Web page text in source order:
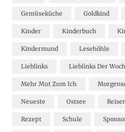
Gemüseküche Goldkind
Kinder Kinderbuch
Kindermund Lesehöhle
Lieblinks Lieblinks Der
Mehr Mut Zum Ich
Neueste Ostsee
Rezept Schule